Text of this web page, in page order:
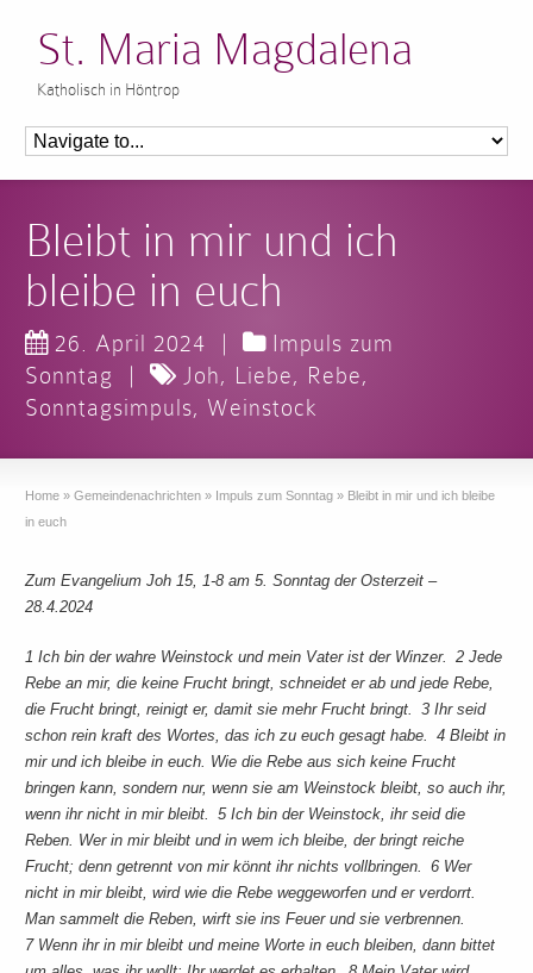
St. Maria Magdalena
Katholisch in Höntrop
Bleibt in mir und ich
bleibe in euch
26. April 2024 |
Impuls zum
Sonntag
| Joh, Liebe, Rebe,
Sonntagsimpuls, Weinstock
Home » Gemeindenachrichten » Impuls zum Sonntag » Bleibt in mir und ich bleibe
in euch
Zum Evangelium Joh 15, 1-8 am 5. Sonntag der Osterzeit –
28.4.2024
1 Ich bin der wahre Weinstock und mein Vater ist der Winzer. 2 Jede
Rebe an mir, die keine Frucht bringt, schneidet er ab und jede Rebe,
die Frucht bringt, reinigt er, damit sie mehr Frucht bringt. 3 Ihr seid
schon rein kraft des Wortes, das ich zu euch gesagt habe. 4 Bleibt in
mir und ich bleibe in euch. Wie die Rebe aus sich keine Frucht
bringen kann, sondern nur, wenn sie am Weinstock bleibt, so auch ihr,
wenn ihr nicht in mir bleibt. 5 Ich bin der Weinstock, ihr seid die
Reben. Wer in mir bleibt und in wem ich bleibe, der bringt reiche
Frucht; denn getrennt von mir könnt ihr nichts vollbringen. 6 Wer
nicht in mir bleibt, wird wie die Rebe weggeworfen und er verdorrt.
Man sammelt die Reben, wirft sie ins Feuer und sie verbrennen.
7 Wenn ihr in mir bleibt und meine Worte in euch bleiben, dann bittet